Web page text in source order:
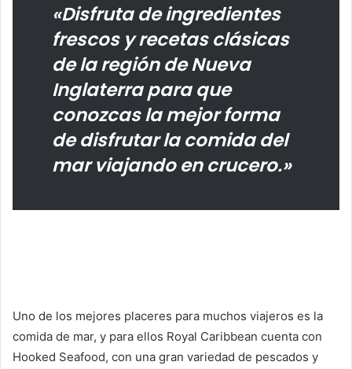
«Disfruta de ingredientes
frescos y recetas clásicas
de la región de Nueva
Inglaterra para que
conozcas la mejor forma
de disfrutar la comida del
mar viajando en crucero.»
Uno de los mejores placeres para muchos viajeros es la
comida de mar, y para ellos Royal Caribbean cuenta con
Hooked Seafood, con una gran variedad de pescados y